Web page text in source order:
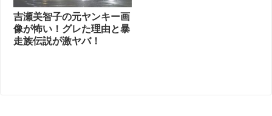
吉瀬美智子の元ヤンキー画
像が怖い！グレた理由と暴
走族伝説が激ヤバ！